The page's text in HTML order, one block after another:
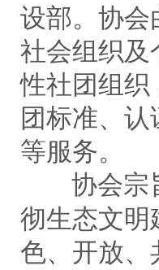
设部。协会
社会组织及
性社团组织
团标准、
等服务。
协会宗
彻生态文明
色、开放、